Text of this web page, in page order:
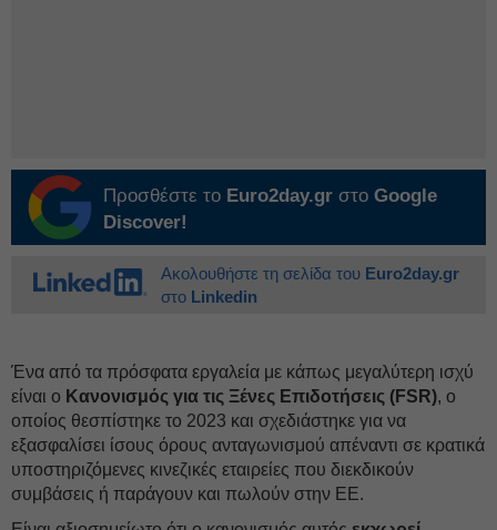
Προσθέστε το Euro2day.gr στο Google
Discover!
Ακολουθήστε τη σελίδα του Euro2day.gr
στο Linkedin
Ένα από τα πρόσφατα εργαλεία με κάπως μεγαλύτερη ισχύ
είναι ο Κανονισμός για τις Ξένες Επιδοτήσεις (FSR), ο
οποίος θεσπίστηκε το 2023 και σχεδιάστηκε για να
εξασφαλίσει ίσους όρους ανταγωνισμού απέναντι σε κρατικά
υποστηριζόμενες κινεζικές εταιρείες που διεκδικούν
συμβάσεις ή παράγουν και πωλούν στην ΕΕ.